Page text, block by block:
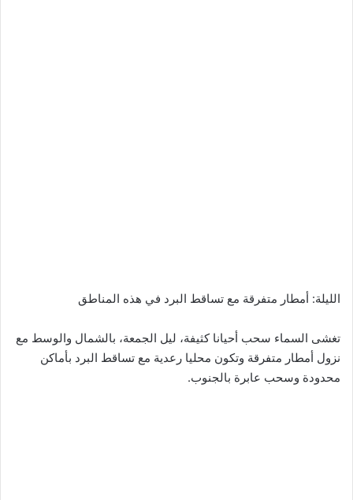
الليلة: أمطار متفرقة مع تساقط البرد في هذه المناطق
تغشى السماء سحب أحيانا كثيفة، ليل الجمعة، بالشمال والوسط مع
نزول أمطار متفرقة وتكون محليا رعدية مع تساقط البرد بأماكن
محدودة وسحب عابرة بالجنوب.